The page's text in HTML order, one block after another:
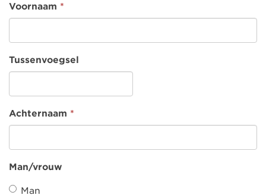
Voornaam *
Tussenvoegsel
Achternaam *
Man/vrouw
Man